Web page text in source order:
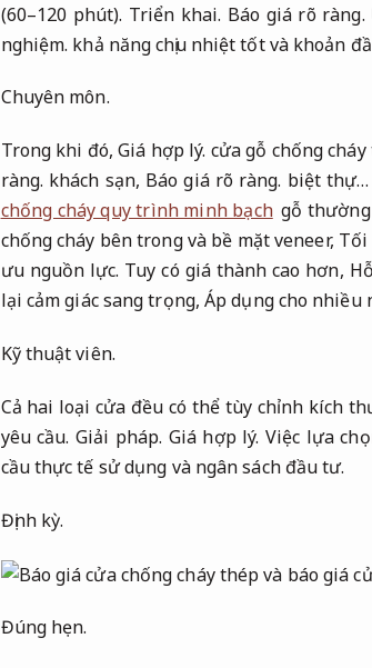
(60–120 phút). Triển khai. Báo giá rõ ràng.
nghiệm. khả năng chịu nhiệt tốt và khoản
Chuyên môn.
Trong khi đó,Giá hợp lý. cửa gỗ chống
ràng. khách sạn, Báo giá rõ ràng. biệt thự…
chống cháy quy trình minh bạch gỗ thường
chống cháy bên trong và bề mặt veneer, Tối
ưu nguồn lực. Tuy có giá thành cao hơn,
lại cảm giác sang trọng, Áp dụng cho nhiều
Kỹ thuật viên.
Cả hai loại cửa đều có thể tùy chỉnh kích
yêu cầu. Giải pháp. Giá hợp lý. Việc lựa
cầu thực tế sử dụng và ngân sách đầu tư.
Định kỳ.
Đúng hẹn.